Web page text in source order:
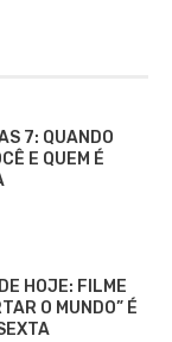
7: QUANDO
E QUEM É
HOJE: FILME
O MUNDO” É